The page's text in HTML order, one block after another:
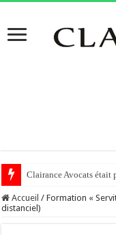
Clairance Avocats était
Accueil / Formation «
distanciel)